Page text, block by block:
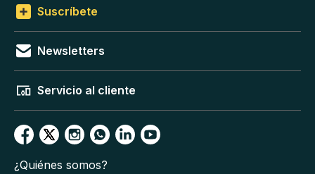
Suscríbete
Newsletters
Servicio al cliente
¿Quiénes somos?